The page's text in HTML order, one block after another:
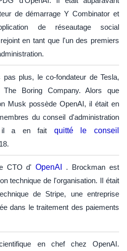
de démarrage Y Combinator et
de réseautage social
en tant que l'un des premiers
plus, le co-fondateur de Tesla,
The Boring Company. Alors que
Musk possède OpenAI, il était en
du conseil d'administration
il a en fait quitté le conseil
CTO d'OpenAI
. Brockman est
technique de l'organisation. Il était
de Stripe, une entreprise
dans le traitement des paiements
en chef chez OpenAI.